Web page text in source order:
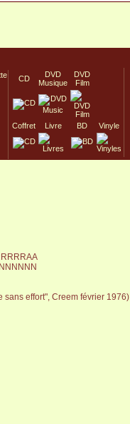
CD
DVD
Musique
DVD
Film
Coffret Livre BD Vinyle
effort", Creem février 1976)